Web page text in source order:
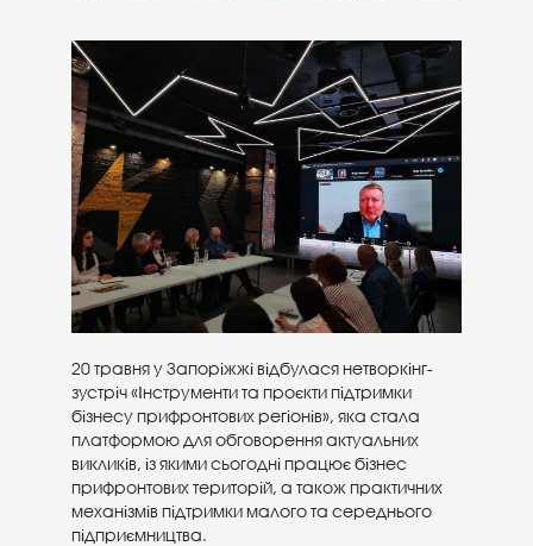
20 травня у Запоріжжі відбулася нетворкінг-
зустріч «Інструменти та проєкти підтримки
бізнесу прифронтових регіонів», яка стала
платформою для обговорення актуальних
викликів, із якими сьогодні працює бізнес
прифронтових територій, а також практичних
механізмів підтримки малого та середнього
підприємництва.